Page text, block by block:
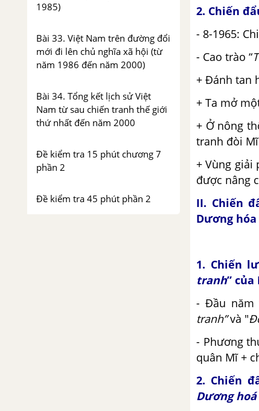
1985)
Bài 33. Việt Nam trên đường đổi
mới đi lên chủ nghĩa xã hội (từ
năm 1986 đến năm 2000)
Bài 34. Tổng kết lịch sử Việt
Nam từ sau chiến tranh thế giới
thứ nhất đến năm 2000
Đề kiểm tra 15 phút chương 7
phần 2
Đề kiểm tra 45 phút phần 2
2. Chiến
- 8-1965:
- Cao trào “
+ Đánh tan
+ Ta mở
+ Ở nông
tranh đòi
+ Vùng giải
được nâng
II. Chiến
Dương hóa
1. Chiến
tranh” của
- Đầu năm
tranh”và "
- Phương
quân Mĩ +
2. Chiến
Dương